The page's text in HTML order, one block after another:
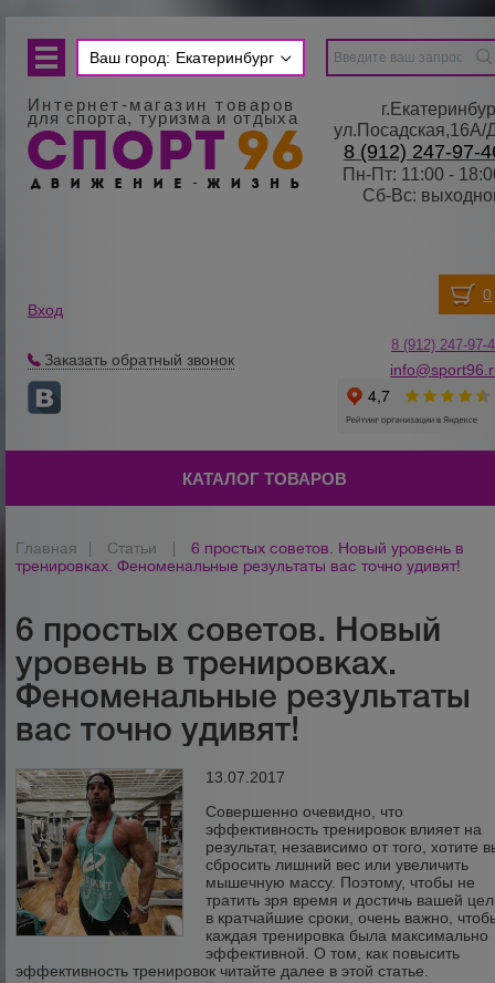
Ваш город: Екатеринбург
Интернет-магазин товаров
для спорта, туризма и отдыха
8 (912) 247-97-
Пн-Пт: 11:00 -
Сб-Вс:
Вход
Заказать обратный звонок
8 (912) 247-97-
КАТАЛОГ ТОВАРОВ
Главная Статьи
6 простых советов. Новый уровень в
тренировках. Феноменальные результаты вас точно удивят!
6 простых советов. Новый
уровень в тренировках.
Феноменальные результаты
вас точно удивят!
13.07.2017
Совершенно очевидно, что
эффективность тренировок влияет на
результат, независимо от того, хотите
сбросить лишний вес или увеличить
мышечную массу. Поэтому, чтобы не
тратить зря время и достичь вашей
в кратчайшие сроки, очень важно,
каждая тренировка была максимально
эффективной. О том, как повысить
эффективность тренировок читайте далее в этой статье.